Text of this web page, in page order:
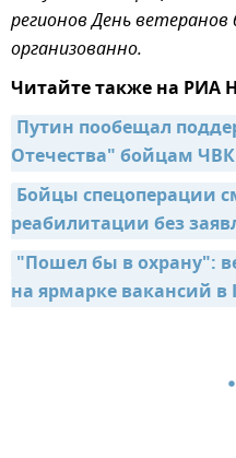
регионов День
организованно.
Читайте также на РИА
Путин пообещал
Отечества" бойцам ЧВК
Бойцы спецоперации
реабилитации без
"Пошел бы в охрану":
на ярмарке вакансий